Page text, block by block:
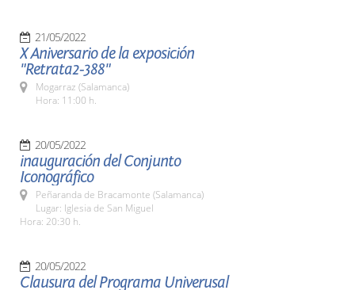
21/05/2022
X Aniversario de la exposición
"Retrata2-388"
Mogarraz (Salamanca)
Hora: 11:00 h.
20/05/2022
inauguración del Conjunto
Iconográfico
Peñaranda de Bracamonte (Salamanca)
Lugar: Iglesia de San Miguel
Hora: 20:30 h.
20/05/2022
Clausura del Programa Univerusal